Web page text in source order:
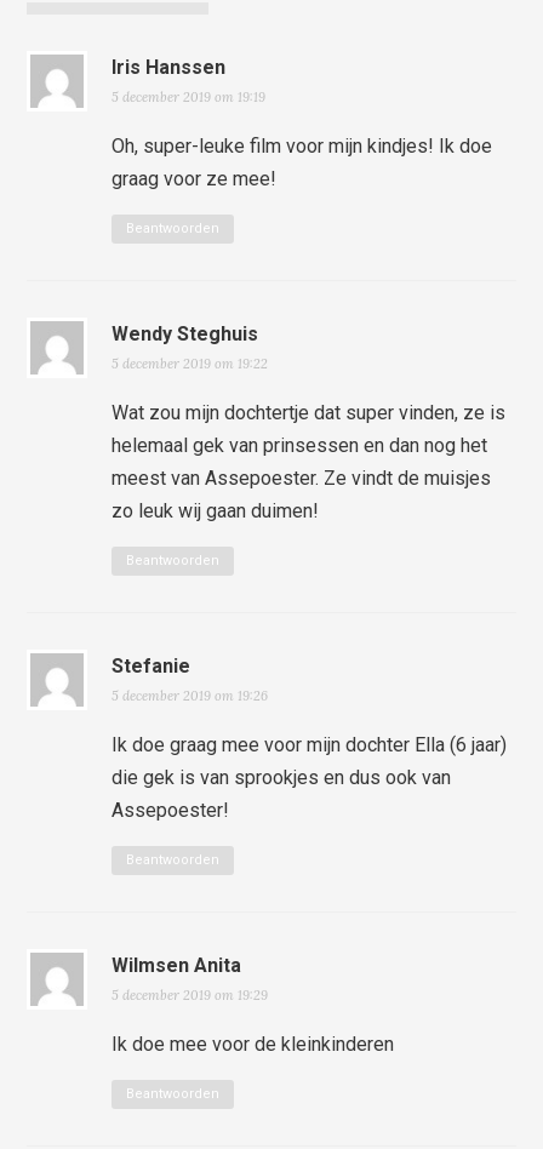
Iris Hanssen
5 december 2019 om 19:19
Oh, super-leuke film voor mijn kindjes! Ik doe
graag voor ze mee!
Beantwoorden
Wendy Steghuis
5 december 2019 om 19:22
Wat zou mijn dochtertje dat super vinden, ze is
helemaal gek van prinsessen en dan nog het
meest van Assepoester. Ze vindt de muisjes
zo leuk wij gaan duimen!
Beantwoorden
Stefanie
5 december 2019 om 19:26
Ik doe graag mee voor mijn dochter Ella (6 jaar)
die gek is van sprookjes en dus ook van
Assepoester!
Beantwoorden
Wilmsen Anita
5 december 2019 om 19:29
Ik doe mee voor de kleinkinderen
Beantwoorden